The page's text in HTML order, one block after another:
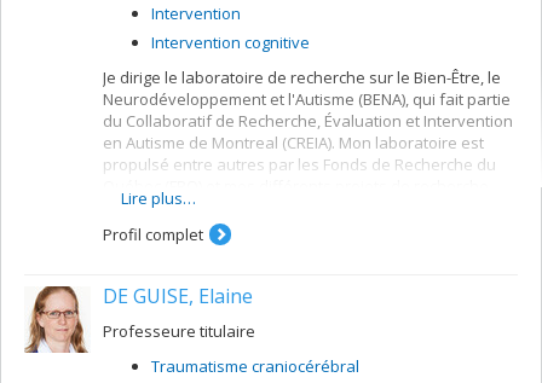
Intervention
Intervention cognitive
Je dirige le laboratoire de recherche sur le Bien-Être, le
Neurodéveloppement et l'Autisme (BENA), qui fait partie
du Collaboratif de Recherche, Évaluation et Intervention
en Autisme de Montreal (CREIA). Mon laboratoire est
propulsé entre autres par les Fonds de Recherche du
portent sur le bien-être et la santé mentale en autisme
et dans d'autres conditions neurodéveloppementales.
Je souhaite contribuer à ce que les autistes soient mieux
atteindre son plein potentiel. Je poursuis donc mes
sur le développement de méthodes d’évaluation
adaptées et basées sur les forces cognitives
Lire plus…
Profil complet
DE GUISE, Elaine
Professeure titulaire
Traumatisme craniocérébral